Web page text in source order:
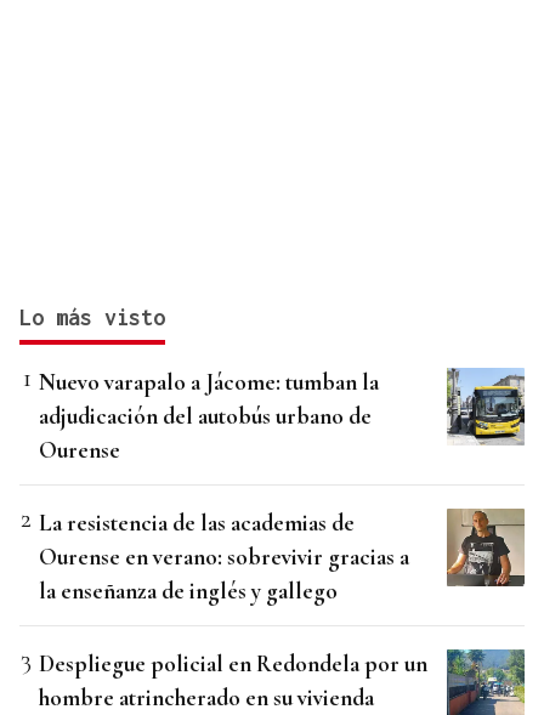
Lo más visto
Nuevo varapalo a Jácome: tumban la
adjudicación del autobús urbano de
Ourense
La resistencia de las academias de
Ourense en verano: sobrevivir gracias a
la enseñanza de inglés y gallego
Despliegue policial en Redondela por un
hombre atrincherado en su vivienda